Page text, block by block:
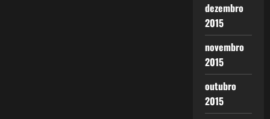
dezembro
2015
novembro
2015
outubro
2015